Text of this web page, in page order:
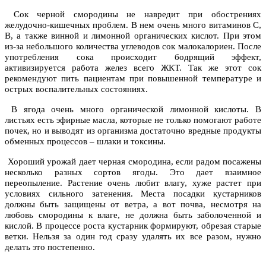
Сок черной смородины не навредит при обострениях
желудочно-кишечных проблем. В нем очень много витаминов С,
В, а также винной и лимонной органических кислот. При этом
из-за небольшого количества углеводов сок малокалориен. После
употребления сока происходит бодрящий эффект,
активизируется работа желез всего ЖКТ. Так же этот сок
рекомендуют пить пациентам при повышенной температуре и
острых воспалительных состояниях.
В ягода очень много органической лимонной кислоты. В
листьях есть эфирные масла, которые не только помогают работе
почек, но и выводят из организма достаточно вредные продукты
обменных процессов – шлаки и токсины.
Хороший урожай дает черная смородина, если радом посажены
несколько разных сортов ягоды. Это дает взаимное
переопыление. Растение очень любит влагу, хуже растет при
условиях сильного затенения. Места посадки кустарников
должны быть защищены от ветра, а вот почва, несмотря на
любовь смородины к влаге, не должна быть заболоченной и
кислой. В процессе роста кустарник формируют, обрезая старые
ветки. Нельзя за один год сразу удалять их все разом, нужно
делать это постепенно.